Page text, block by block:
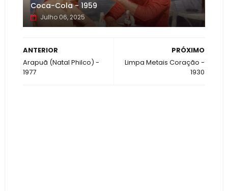
Coca-Cola - 1959
Julho 06, 2025
PRÓXIMO
Limpa Metais Coração -
1930
ANTERIOR
Arapuã (Natal Philco) -
1977